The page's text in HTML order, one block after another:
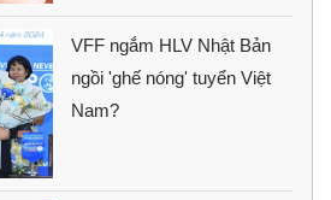
VFF ngắm HLV Nhật Bản
ngồi 'ghế nóng' tuyển Việt
Nam?